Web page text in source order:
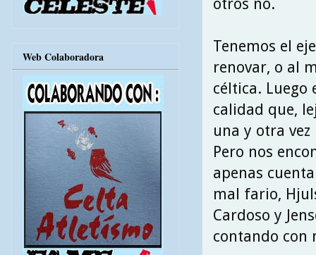
otros no.
Tenemos el
renovar, o al
céltica. Luego
calidad que,
una y otra
Pero nos
apenas
mal fario,
Cardoso y
contando con
Web Colaboradora